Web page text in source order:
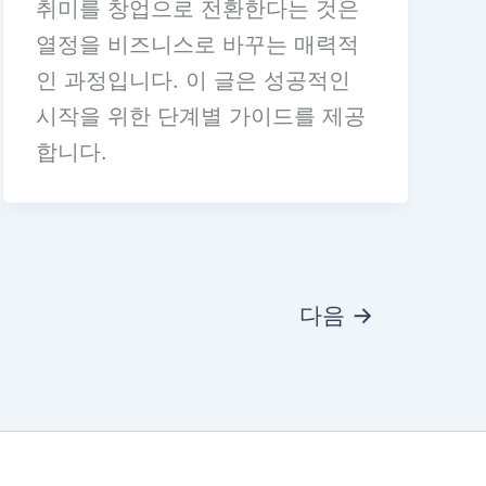
취미를 창업으로 전환한다는 것은
열정을 비즈니스로 바꾸는 매력적
인 과정입니다. 이 글은 성공적인
시작을 위한 단계별 가이드를 제공
합니다.
다음 →